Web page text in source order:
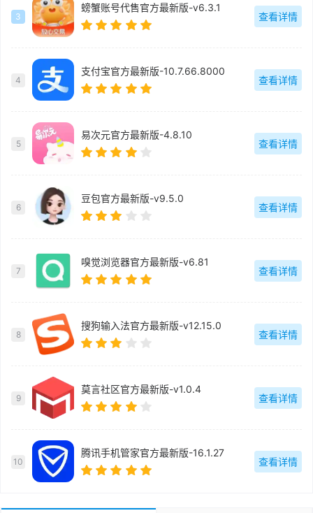
3
螃蟹账号代售官方最新版-v6.3.1
查看详情
4
支付宝官方最新版-10.7.66.8000
查看详情
5
易次元官方最新版-4.8.10
查看详情
6
豆包官方最新版-v9.5.0
查看详情
7
嗅觉浏览器官方最新版-v6.81
查看详情
8
搜狗输入法官方最新版-v12.15.0
查看详情
9
莫言社区官方最新版-v1.0.4
查看详情
10
腾讯手机管家官方最新版-16.1.27
查看详情